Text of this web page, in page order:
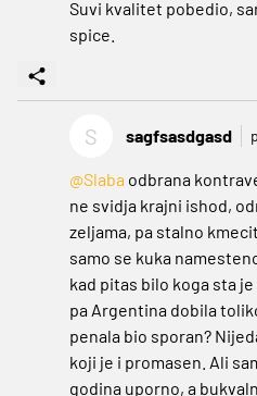
Suvi kvalitet pobedio,
spice.
S sagfsasdgasd
@Slaba odbrana
ne svidja krajni ishod,
zeljama, pa stalno
samo se kuka
kad pitas bilo koga sta
pa Argentina dobila
penala bio sporan?
koji je i promasen. Ali
godina uporno, a